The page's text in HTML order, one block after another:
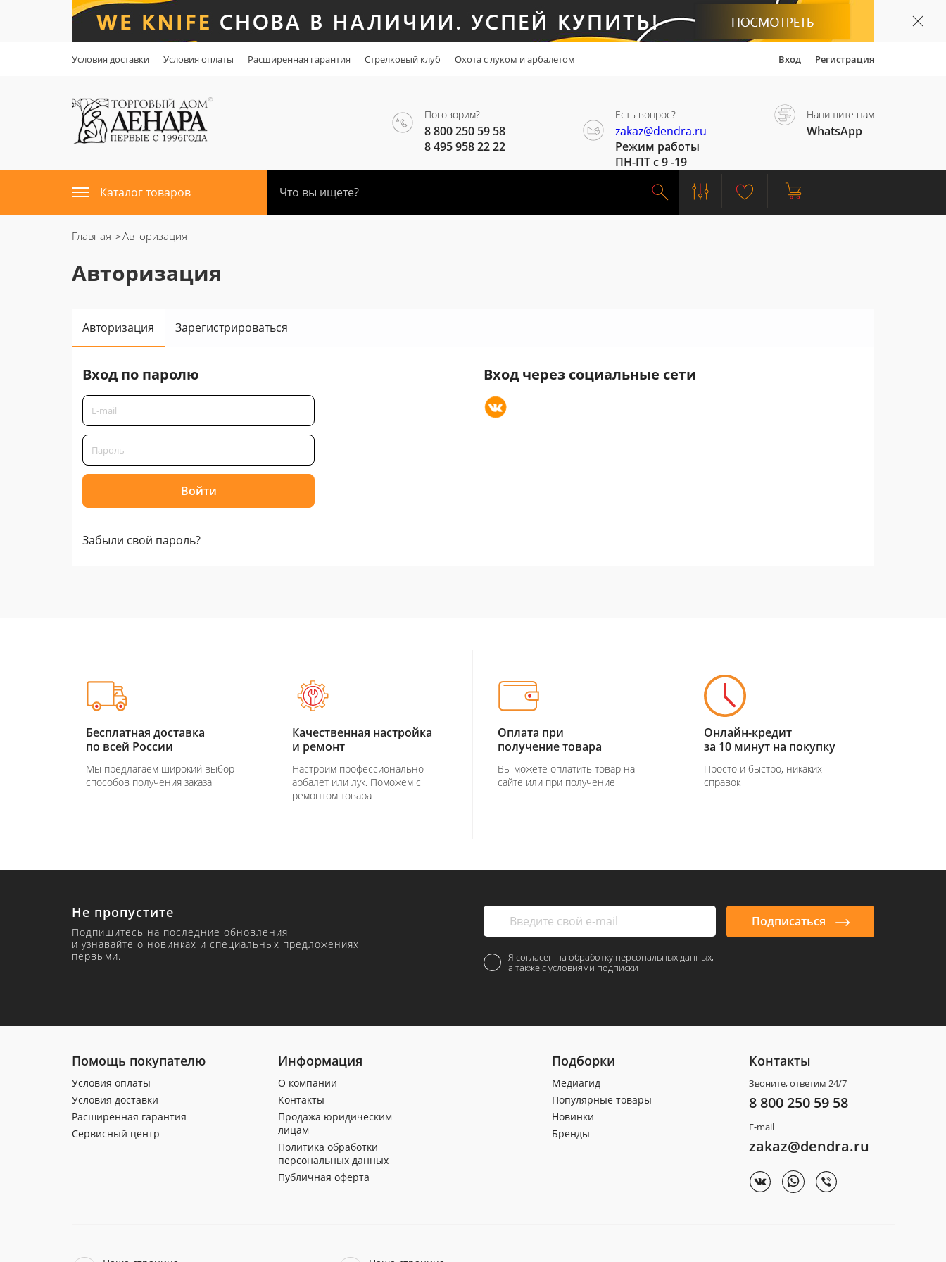
Условия доставки Условия оплаты Расширенная гарантия Стрелковый клуб Охота с луком и арбалетом Вход Регистрация
Поговорим?
8 800 250 59 58
8 495 958 22 22
Есть вопрос?
zakaz@dendra.ru
Режим работы
ПН-ПТ с 9 -19
Напишите нам
WhatsApp
Каталог товаров
Главная Авторизация
Авторизация
Авторизация Зарегистрироваться
Вход по паролю
Забыли свой пароль?
Вход через социальные сети
Бесплатная доставка
по всей России
Мы предлагаем широкий выбор
способов получения заказа
Качественная настройка
и ремонт
Настроим профессионально
арбалет или лук. Поможем с
ремонтом товара
Оплата при
получение товара
Вы можете оплатить товар на
сайте или при получение
Онлайн-кредит
за 10 минут на покупку
Просто и быстро, никаких
справок
Не пропустите
Подпишитесь на последние обновления
и узнавайте о новинках и специальных предложениях
первыми.
Подписаться
Я согласен на обработку персональных данных,
а также с условиями подписки
Помощь покупателю
Условия оплаты
Условия доставки
Расширенная гарантия
Сервисный центр
Информация
О компании
Контакты
Продажа юридическим
лицам
Политика обработки
персональных данных
Публичная оферта
Подборки
Медиагид
Популярные товары
Новинки
Бренды
Контакты
Звоните, ответим 24/7
8 800 250 59 58
E-mail
zakaz@dendra.ru